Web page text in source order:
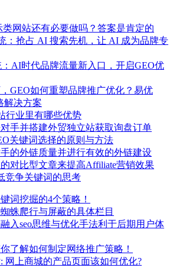
网站还有必要做吗？答案是肯定的
：抢占 AI 搜索先机，让 AI 成为品牌专
AI时代品牌流量新入口，开启GEO优
GEO如何重塑品牌推广优化？易优
解决方案
行业里有哪些优势
手并搭建外贸独立站获取询盘订单
关键词选择的原则与方法
的外链质量并进行有效的外链建设
对比型文章来提高Affiliate营销效果
竞争关键词的思考
词挖掘的4个策略！
蛛爬行与屏蔽的具体栏目
入seo思维与优化手法利于后期用户体
了解如何制定网络推广策略！
网上商城的产品页面该如何优化?